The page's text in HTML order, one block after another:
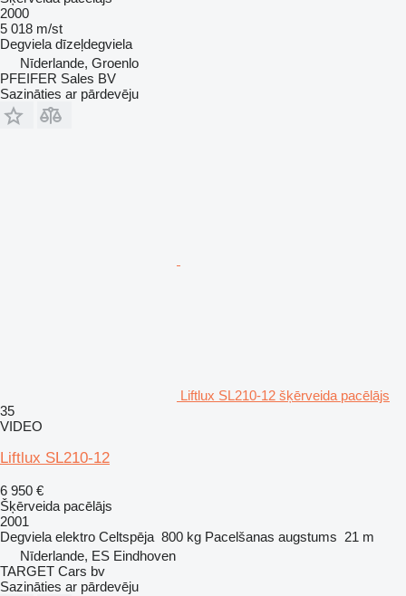
2000
5 018 m/st
Degviela dīzeļdegviela
Nīderlande, Groenlo
PFEIFER Sales BV
Sazināties ar pārdevēju
Liftlux SL210-12 šķērveida pacēlājs
35
VIDEO
Liftlux SL210-12
6 950 €
Šķērveida pacēlājs
2001
Degviela elektro Celtspēja 800 kg Pacelšanas augstums 21 m
Nīderlande, ES Eindhoven
TARGET Cars bv
Sazināties ar pārdevēju